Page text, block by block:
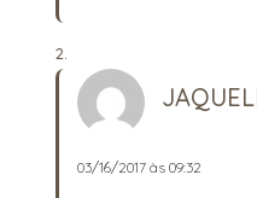
03/16/2017 às 09:32